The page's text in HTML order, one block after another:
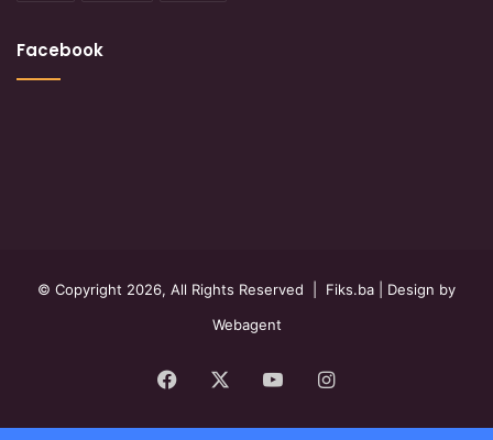
Facebook
© Copyright 2026, All Rights Reserved | Fiks.ba | Design by
Webagent
Facebook YouTubeInstagram